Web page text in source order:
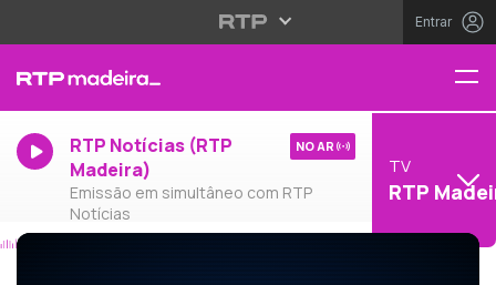
Entrar
RTP Notícias (RTP
Madeira)
Emissão em simultâneo com RTP
Notícias
NO AR
TV
RTP